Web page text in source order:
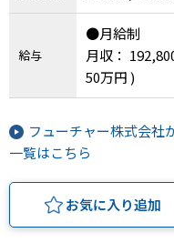
県、愛知県、
兵庫県、奈良
山県、広島県
県、高知県、
大分県、宮崎
給与
●月給制
月収：
50万円 )
フューチャー株式会社
一覧はこちら
お気に入り追加
IT・Web制作スキルを身
ソーシャルファームサービ
しいたけ生産で実現する
新しい障害者雇用支援サー